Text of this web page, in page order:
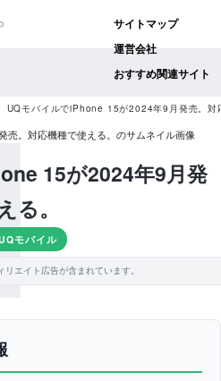
サイトマップ
運営会社
おすすめ関連サイト
UQモバイルでiPhone 15が2024年9月発売。対
15が2024年9月発
る。
モバイル
エイト広告が含まれています。